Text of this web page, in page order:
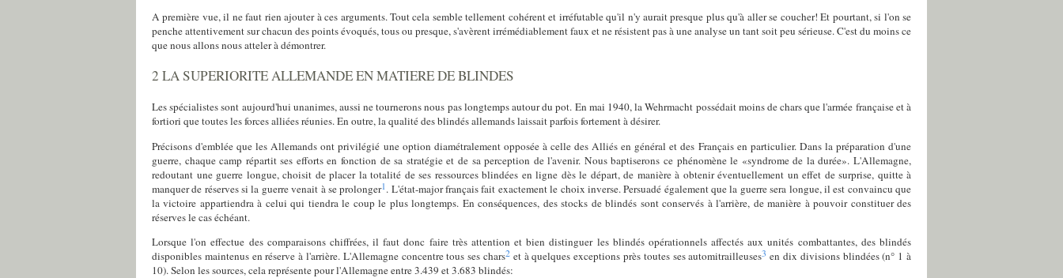
A première vue, il ne faut rien ajouter à ces arguments. Tout cela semble tellement cohérent et irréfutable qu'il n'y aurait presque plus qu'à aller se coucher! Et pourtant, si l'on se
penche attentivement sur chacun des points évoqués, tous ou presque, s'avèrent irrémédiablement faux et ne résistent pas à une analyse un tant soit peu sérieuse. C'est du moins ce
que nous allons nous atteler à démontrer.
2 LA SUPERIORITE ALLEMANDE EN MATIERE DE BLINDES
Les spécialistes sont aujourd'hui unanimes, aussi ne tournerons nous pas longtemps autour du pot. En mai 1940, la Wehrmacht possédait moins de chars que l'armée française et à
fortiori que toutes les forces alliées réunies. En outre, la qualité des blindés allemands laissait parfois fortement à désirer.
Précisons d'emblée que les Allemands ont privilégié une option diamétralement opposée à celle des Alliés en général et des Français en particulier. Dans la préparation d'une
guerre, chaque camp répartit ses efforts en fonction de sa stratégie et de sa perception de l'avenir. Nous baptiserons ce phénomène le «syndrome de la durée». L'Allemagne,
redoutant une guerre longue, choisit de placer la totalité de ses ressources blindées en ligne dès le départ, de manière à obtenir éventuellement un effet de surprise, quitte à
manquer de réserves si la guerre venait à se prolonger1. L'état-major français fait exactement le choix inverse. Persuadé également que la guerre sera longue, il est convaincu que
la victoire appartiendra à celui qui tiendra le coup le plus longtemps. En conséquences, des stocks de blindés sont conservés à l'arrière, de manière à pouvoir constituer des
réserves le cas échéant.
Lorsque l'on effectue des comparaisons chiffrées, il faut donc faire très attention et bien distinguer les blindés opérationnels affectés aux unités combattantes, des blindés
disponibles maintenus en réserve à l'arrière. L'Allemagne concentre tous ses chars2 et à quelques exceptions près toutes ses automitrailleuses3 en dix divisions blindées (n° 1 à
10). Selon les sources, cela représente pour l'Allemagne entre 3.439 et 3.683 blindés: